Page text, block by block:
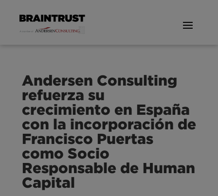
Andersen Consulting
refuerza su
crecimiento en España
con la incorporación de
Francisco Puertas
como Socio
Responsable de Human
Capital